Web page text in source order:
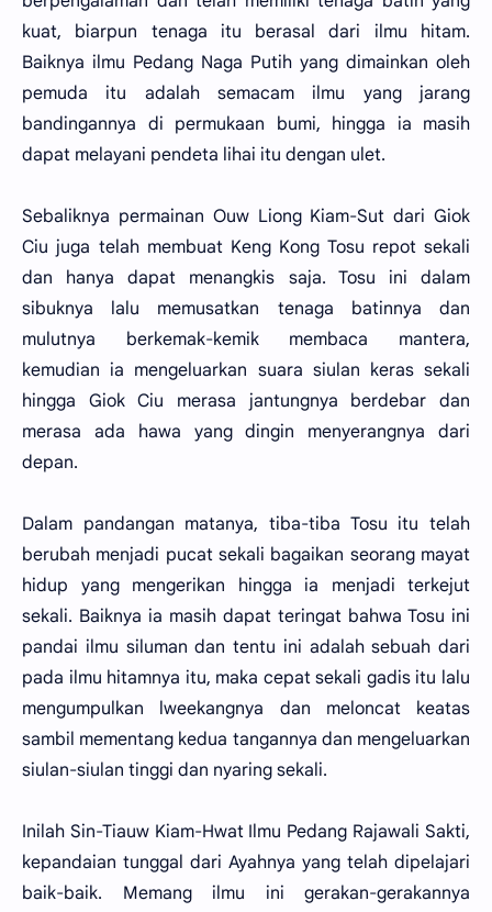
kuat, biarpun tenaga itu berasal dari ilmu hitam.
Baiknya ilmu Pedang Naga Putih yang dimainkan oleh
pemuda itu adalah semacam ilmu yang jarang
bandingannya di permukaan bumi, hingga ia masih
dapat melayani pendeta lihai itu dengan ulet.
Sebaliknya permainan Ouw Liong Kiam-Sut dari Giok
Ciu juga telah membuat Keng Kong Tosu repot sekali
dan hanya dapat menangkis saja. Tosu ini dalam
sibuknya lalu memusatkan tenaga batinnya dan
mulutnya berkemak-kemik membaca mantera,
kemudian ia mengeluarkan suara siulan keras sekali
hingga Giok Ciu merasa jantungnya berdebar dan
merasa ada hawa yang dingin menyerangnya dari
depan.
Dalam pandangan matanya, tiba-tiba Tosu itu telah
berubah menjadi pucat sekali bagaikan seorang mayat
hidup yang mengerikan hingga ia menjadi terkejut
sekali. Baiknya ia masih dapat teringat bahwa Tosu ini
pandai ilmu siluman dan tentu ini adalah sebuah dari
pada ilmu hitamnya itu, maka cepat sekali gadis itu lalu
mengumpulkan lweekangnya dan meloncat keatas
sambil mementang kedua tangannya dan mengeluarkan
siulan-siulan tinggi dan nyaring sekali.
Inilah Sin-Tiauw Kiam-Hwat Ilmu Pedang Rajawali Sakti,
kepandaian tunggal dari Ayahnya yang telah dipelajari
baik-baik. Memang ilmu ini gerakan-gerakannya